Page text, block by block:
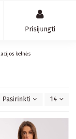
Prisijungti
kelnės
Pasirinkti 14